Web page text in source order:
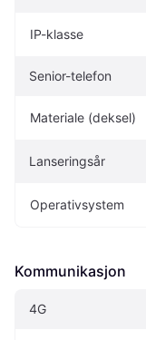
IP-klasse
Senior-telefon
Materiale (deksel)
Lanseringsår
Operativsystem
Kommunikasjon
4G